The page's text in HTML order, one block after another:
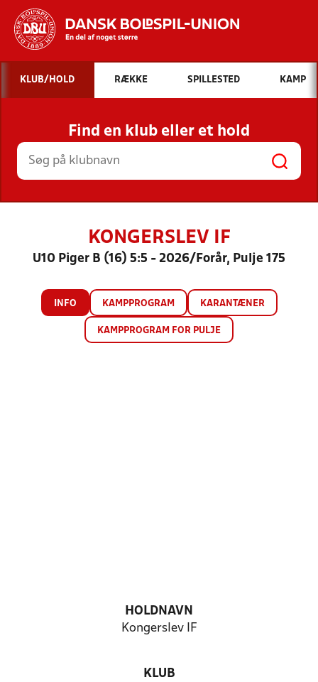
Hvad vil du søge efter?
INDHOLD OG NYHEDER
STILLINGER, RESULTATER, KLUBBER OG
HOLD
KLUB/HOLD RÆKKE SPILLESTED KAMP
Find en klub eller et hold
KONGERSLEV IF
U10 Piger B (16) 5:5 - 2026/Forår, Pulje 175
INFO KAMPPROGRAM KARANTÆNER
KAMPPROGRAM FOR PULJE
HOLDNAVN
Kongerslev IF
KLUB